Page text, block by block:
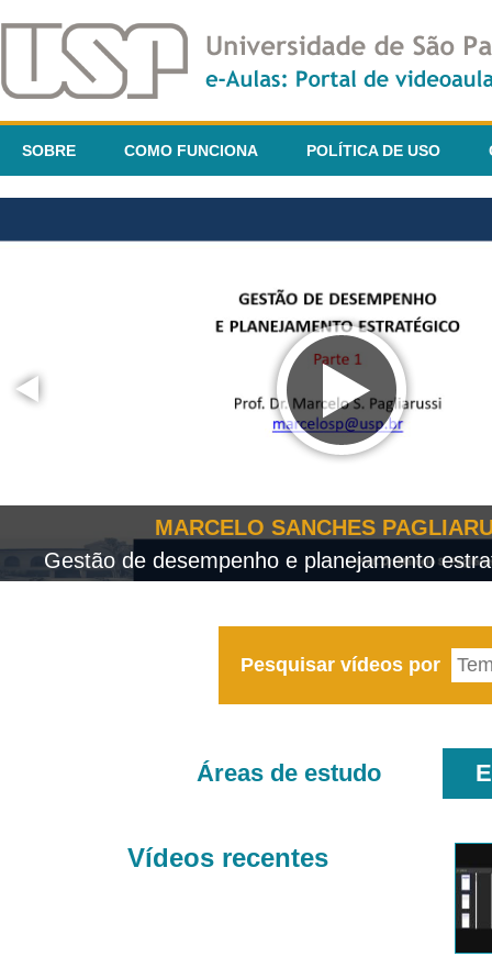
SOBRE COMO FUNCIONA POLÍTICA DE USO
MARCELO SANCHES
Gestão de desempenho e planejamento
Pesquisar vídeos por
Áreas de estudo
Vídeos recentes